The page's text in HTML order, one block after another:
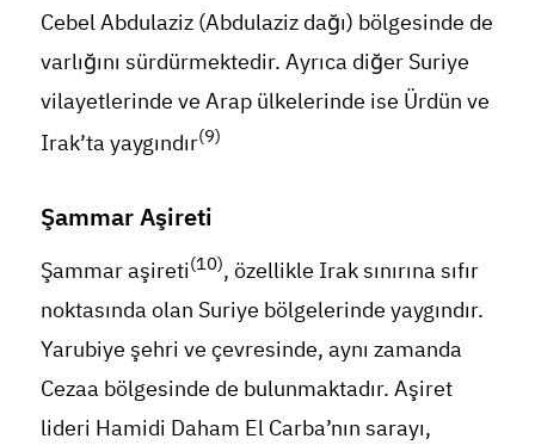
Cebel Abdulaziz (Abdulaziz dağı) bölgesinde de
varlığını sürdürmektedir. Ayrıca diğer Suriye
vilayetlerinde ve Arap ülkelerinde ise Ürdün ve
Irak’ta yaygındır(9)
Şammar Aşireti
Şammar aşireti(10), özellikle Irak sınırına sıfır
noktasında olan Suriye bölgelerinde yaygındır.
Yarubiye şehri ve çevresinde, aynı zamanda
Cezaa bölgesinde de bulunmaktadır. Aşiret
lideri Hamidi Daham El Carba’nın sarayı,